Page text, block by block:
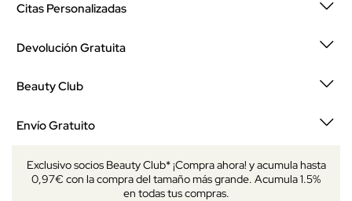
Citas Personalizadas
Devolución Gratuita
Beauty Club
Envío Gratuito
Exclusivo socios Beauty Club* ¡Compra ahora! y acumula hasta
0,97€ con la compra del tamaño más grande. Acumula 1.5%
en todas tus compras.